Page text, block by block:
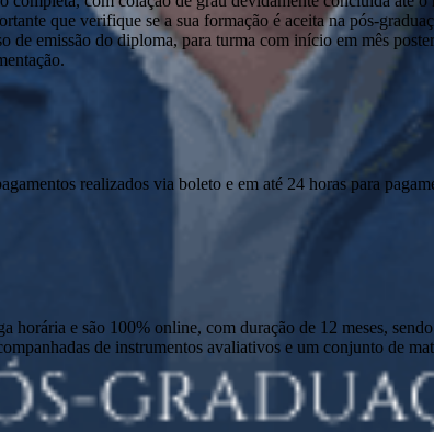
que verifique se a sua formação é aceita na pós-
de emissão do diploma, para turma com início em mês
realizados via boleto e em até 24 horas para
horária e são 100% online, com duração de 12 meses,
de instrumentos avaliativos e um conjunto de